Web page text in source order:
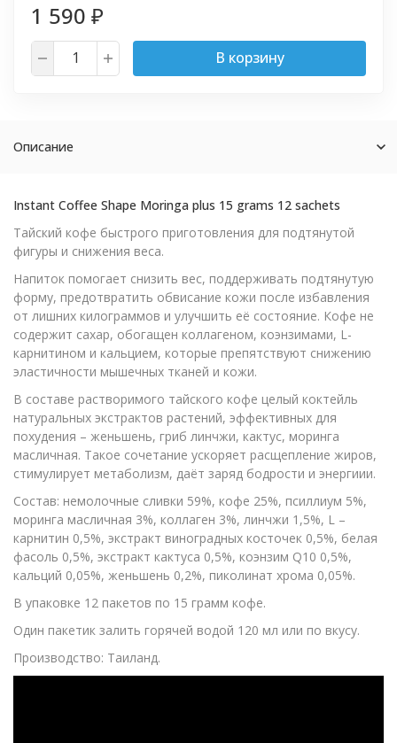
1 590 ₽
В корзину
Описание
Instant Coffee Shape Moringa plus 15 grams 12 sachets
Тайский кофе быстрого приготовления для подтянутой
фигуры и снижения веса.
Напиток помогает снизить вес, поддерживать подтянутую
форму, предотвратить обвисание кожи после избавления
от лишних килограммов и улучшить её состояние. Кофе не
содержит сахар, обогащен коллагеном, коэнзимами, L-
карнитином и кальцием, которые препятствуют снижению
эластичности мышечных тканей и кожи.
В составе растворимого тайского кофе целый коктейль
натуральных экстрактов растений, эффективных для
похудения – женьшень, гриб линчжи, кактус, моринга
масличная. Такое сочетание ускоряет расщепление жиров,
стимулирует метаболизм, даёт заряд бодрости и энергиии.
Состав: немолочные сливки 59%, кофе 25%, псиллиум 5%,
моринга масличная 3%, коллаген 3%, линчжи 1,5%, L –
карнитин 0,5%, экстракт виноградных косточек 0,5%, белая
фасоль 0,5%, экстракт кактуса 0,5%, коэнзим Q10 0,5%,
кальций 0,05%, женьшень 0,2%, пиколинат хрома 0,05%.
В упаковке 12 пакетов по 15 грамм кофе.
Один пакетик залить горячей водой 120 мл или по вкусу.
Производство: Таиланд.